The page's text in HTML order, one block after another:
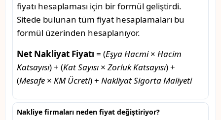
fiyatı hesaplaması için bir formül geliştirdi.
Sitede bulunan tüm fiyat hesaplamaları bu
formül üzerinden hesaplanıyor.
Net Nakliyat Fiyatı = (Eşya Hacmi× Hacim
Katsayısı) + (Kat Sayısı × Zorluk Katsayısı) +
(Mesafe × KM Ücreti) + Nakliyat Sigorta Maliyeti
Nakliye firmaları neden fiyat değiştiriyor?